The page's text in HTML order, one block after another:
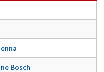
Bosch